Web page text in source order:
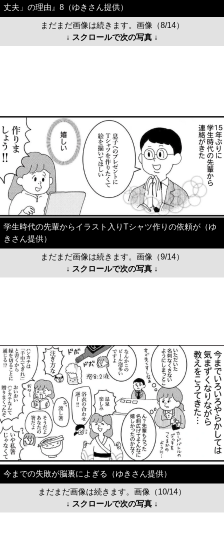
丈夫」の理由』8（ゆきさん提供）
まだまだ画像は続きます。画像（8/14）
↓ スクロールで次の写真 ↓
学生時代の先輩からイラスト入りTシャツ作りの依頼が（ゆ
きさん提供）
まだまだ画像は続きます。画像（9/14）
↓ スクロールで次の写真 ↓
今までの失敗が脳裏によぎる（ゆきさん提供）
まだまだ画像は続きます。画像（10/14）
↓ スクロールで次の写真 ↓